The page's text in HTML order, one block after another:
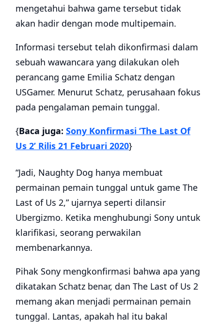
mengetahui bahwa game tersebut tidak
akan hadir dengan mode multipemain.
Informasi tersebut telah dikonfirmasi dalam
sebuah wawancara yang dilakukan oleh
perancang game Emilia Schatz dengan
USGamer. Menurut Schatz, perusahaan fokus
pada pengalaman pemain tunggal.
{Baca juga: Sony Konfirmasi ‘The Last Of
Us 2’ Rilis 21 Februari 2020}
“Jadi, Naughty Dog hanya membuat
permainan pemain tunggal untuk game The
Last of Us 2,” ujarnya seperti dilansir
Ubergizmo. Ketika menghubungi Sony untuk
klarifikasi, seorang perwakilan
membenarkannya.
Pihak Sony mengkonfirmasi bahwa apa yang
dikatakan Schatz benar, dan The Last of Us 2
memang akan menjadi permainan pemain
tunggal. Lantas, apakah hal itu bakal